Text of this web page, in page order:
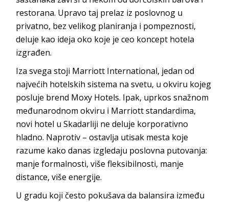
restorana. Upravo taj prelaz iz poslovnog u
privatno, bez velikog planiranja i pompeznosti,
deluje kao ideja oko koje je ceo koncept hotela
izgrađen.
Iza svega stoji Marriott International, jedan od
najvećih hotelskih sistema na svetu, u okviru kojeg
posluje brend Moxy Hotels. Ipak, uprkos snažnom
međunarodnom okviru i Marriott standardima,
novi hotel u Skadarliji ne deluje korporativno
hladno. Naprotiv – ostavlja utisak mesta koje
razume kako danas izgledaju poslovna putovanja:
manje formalnosti, više fleksibilnosti, manje
distance, više energije.
U gradu koji često pokušava da balansira između